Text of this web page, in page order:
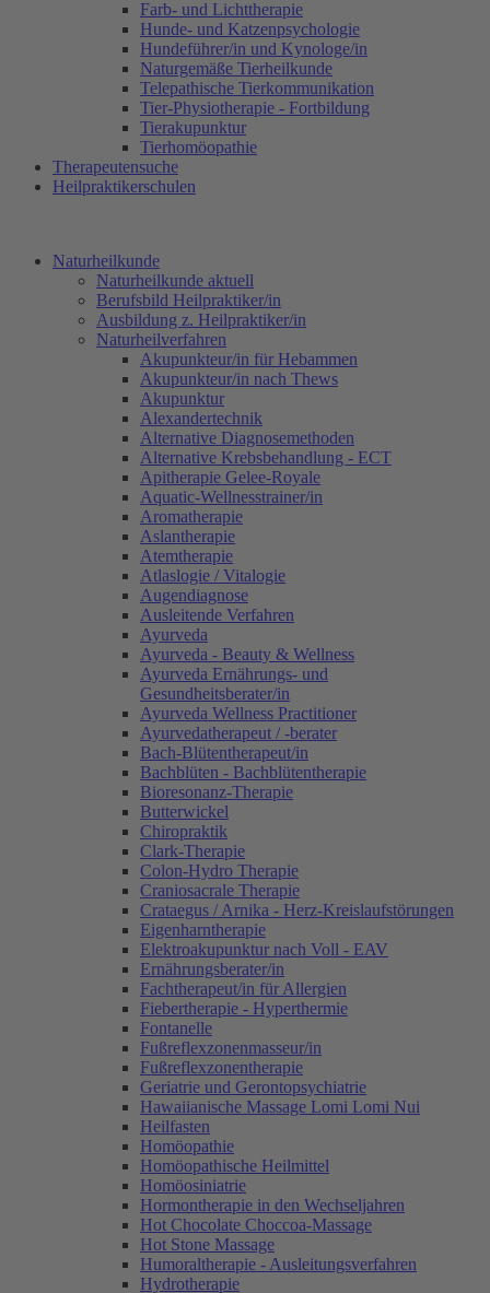
Farb- und Lichttherapie
Hunde- und Katzenpsychologie
Hundeführer/in und Kynologe/in
Naturgemäße Tierheilkunde
Telepathische Tierkommunikation
Tier-Physiotherapie - Fortbildung
Tierakupunktur
Tierhomöopathie
Therapeutensuche
Heilpraktikerschulen
Naturheilkunde
Naturheilkunde aktuell
Berufsbild Heilpraktiker/in
Ausbildung z. Heilpraktiker/in
Naturheilverfahren
Akupunkteur/in für Hebammen
Akupunkteur/in nach Thews
Akupunktur
Alexandertechnik
Alternative Diagnosemethoden
Alternative Krebsbehandlung - ECT
Apitherapie Gelee-Royale
Aquatic-Wellnesstrainer/in
Aromatherapie
Aslantherapie
Atemtherapie
Atlaslogie / Vitalogie
Augendiagnose
Ausleitende Verfahren
Ayurveda
Ayurveda - Beauty & Wellness
Ayurveda Ernährungs- und
Gesundheitsberater/in
Ayurveda Wellness Practitioner
Ayurvedatherapeut / -berater
Bach-Blütentherapeut/in
Bachblüten - Bachblütentherapie
Bioresonanz-Therapie
Butterwickel
Chiropraktik
Clark-Therapie
Colon-Hydro Therapie
Craniosacrale Therapie
Crataegus / Arnika - Herz-Kreislaufstörungen
Eigenharntherapie
Elektroakupunktur nach Voll - EAV
Ernährungsberater/in
Fachtherapeut/in für Allergien
Fiebertherapie - Hyperthermie
Fontanelle
Fußreflexzonenmasseur/in
Fußreflexzonentherapie
Geriatrie und Gerontopsychiatrie
Hawaiianische Massage Lomi Lomi Nui
Heilfasten
Homöopathie
Homöopathische Heilmittel
Homöosiniatrie
Hormontherapie in den Wechseljahren
Hot Chocolate Choccoa-Massage
Hot Stone Massage
Humoraltherapie - Ausleitungsverfahren
Hydrotherapie